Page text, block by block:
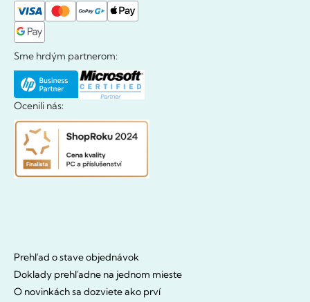
Sme hrdým partnerom:
Ocenili nás:
Prehľad o stave objednávok
Doklady prehľadne na jednom mieste
O novinkách sa dozviete ako prví